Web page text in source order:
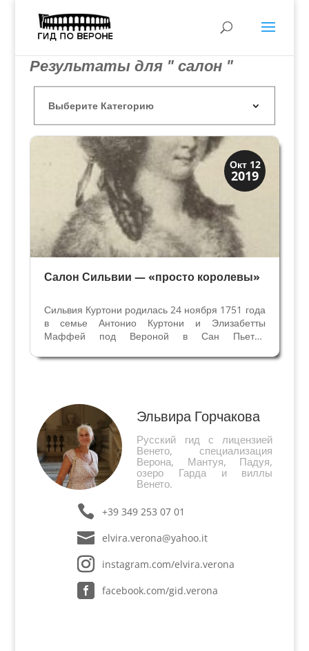
Результаты для " салон "
Окт 12
2019
Верона
Веронцы
Салон Сильвии — «просто королевы»
Сильвия Куртони родилась 24 ноября 1751 года
в семье Антонио Куртони и Элизабетты
Маффей под Вероной в Сан Пьетро
Гаттамелата, Да Монте, Маффей). Имя
Эльвира Горчакова
Русский гид с лицензией
Венето, специализация
Верона, Мантуя, Падуя,
озеро Гарда и виллы
Венето.
+39 349 253 07 01
elvira.verona@yahoo.it
instagram.com/elvira.verona
facebook.com/gid.verona